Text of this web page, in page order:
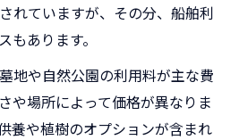
れていますが、その分、船舶利
もあります。
地や自然公園の利用料が主な費
や場所によって価格が異なりま
養や植樹のオプションが含まれ